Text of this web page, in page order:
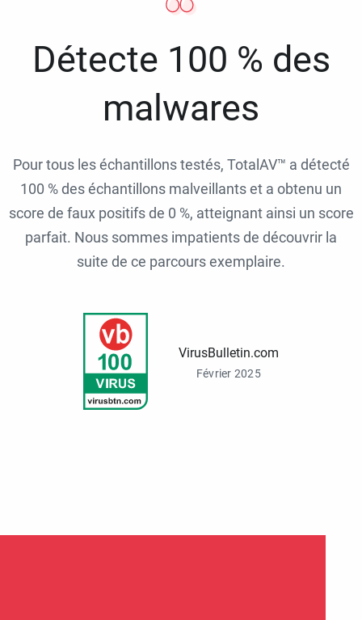
Détecte 100 % des
malwares
Pour tous les échantillons testés, TotalAV™ a détecté
100 % des échantillons malveillants et a obtenu un
score de faux positifs de 0 %, atteignant ainsi un score
parfait. Nous sommes impatients de découvrir la
suite de ce parcours exemplaire.
VirusBulletin.com
Février 2025